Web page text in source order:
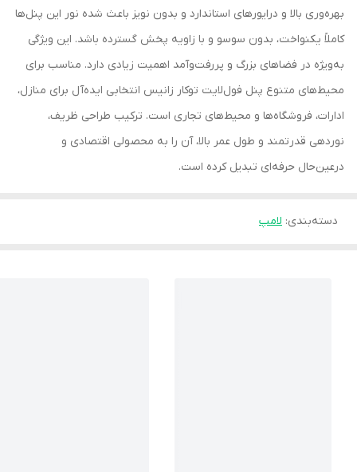
بهره‌وری بالا و درایورهای استاندارد و بدون نویز باعث شده نور این پنل‌ها
کاملاً یکنواخت، بدون سوسو و با زاویه پخش گسترده باشد. این ویژگی
به‌ویژه در فضاهای بزرگ و پررفت‌وآمد اهمیت زیادی دارد. مناسب برای
محیط‌های متنوع پنل فول‌لایت توکار زانیس انتخابی ایده‌آل برای منازل،
ادارات، فروشگاه‌ها و محیط‌های تجاری است. ترکیب طراحی ظریف،
نوردهی قدرتمند و طول عمر بالا، آن را به محصولی اقتصادی و
درعین‌حال حرفه‌ای تبدیل کرده است.
دسته‌بندی: لامپ